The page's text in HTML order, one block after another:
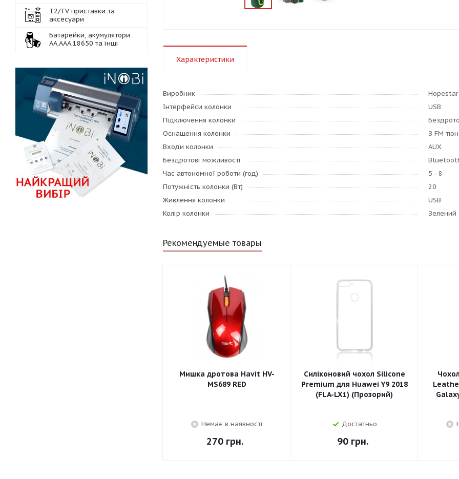
Характеристики
Виробник
Hopestar
Інтерфейси колонки
USB
Підключення колонки
Оснащення колонки
З FM
Входи колонки
AUX
Бездротові можливості
Час автономної роботи (год)
5 - 8
Потужність колонки (Вт)
20
Живлення колонки
USB
Колір колонки
Зелений
Рекомендуемые товары
Мишка дротова Havit HV-
MS689 RED
Немає в наявності
270 грн.
Силіконовий чохол Silicone
Premium для Huawei Y9 2018
(FLA-LX1) (Прозорий)
Достатньо
90грн.
Т2/TV приставки та
аксесуари
Батарейки, акумулятори
АА,ААА,18650 та інші